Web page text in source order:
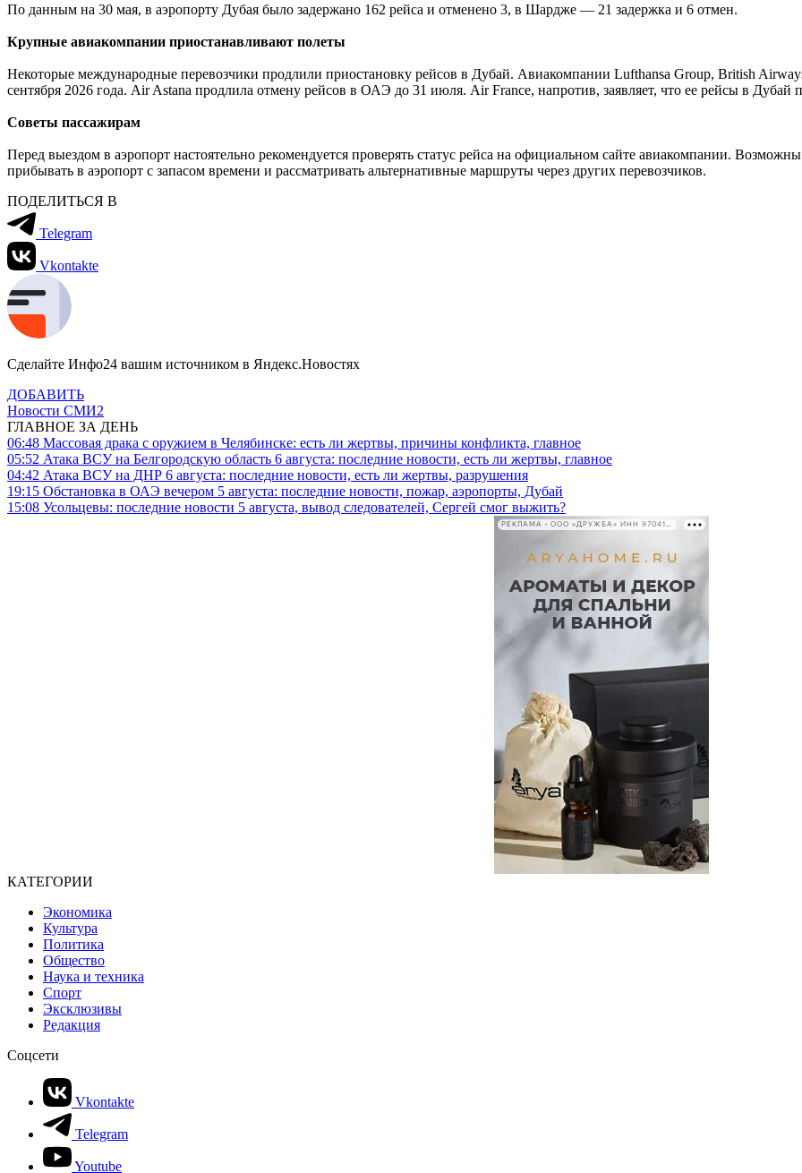
По данным на 30 мая, в аэропорту Дубая было задержано 162 рейса и отменено 3, в Шардже — 21 задержка и 6 отмен.
Крупные авиакомпании приостанавливают полеты
Некоторые международные перевозчики продлили приостановку рейсов в Дубай. Авиакомпании Lufthansa Group, British
сентября 2026 года. Air Astana продлила отмену рейсов в ОАЭ до 31 июля. Air France, напротив, заявляет, что ее рейсы в
Советы пассажирам
Перед выездом в аэропорт настоятельно рекомендуется проверять статус рейса на официальном сайте авиакомпании.
прибывать в аэропорт с запасом времени и рассматривать альтернативные маршруты через других перевозчиков.
ПОДЕЛИТЬСЯ В
Telegram
Vkontakte
Сделайте Инфо24 вашим источником в Яндекс.Новостях
ДОБАВИТЬ
Новости СМИ2
ГЛАВНОЕ ЗА ДЕНЬ
06:48 Массовая драка с оружием в Челябинске: есть ли жертвы, причины конфликта, главное
05:52 Атака ВСУ на Белгородскую область 6 августа: последние новости, есть ли жертвы, главное
04:42 Атака ВСУ на ДНР 6 августа: последние новости, есть ли жертвы, разрушения
19:15 Обстановка в ОАЭ вечером 5 августа: последние новости, пожар, аэропорты, Дубай
15:08 Усольцевы: последние новости 5 августа, вывод следователей, Сергей смог выжить?
РЕКЛАМА • ООО «ДРУЖБА» ИНН 9704146411
КАТЕГОРИИ
Экономика
Культура
Политика
Общество
Наука и техника
Спорт
Эксклюзивы
Редакция
Соцсети
Vkontakte
Telegram
Youtube